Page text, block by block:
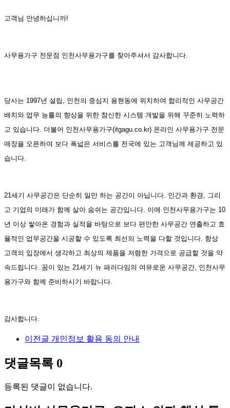
고객님 안녕하십니까!
사무용가구 전문점 인천사무용가구를 찾아주셔서 감사합니다.
당사는 1997년 설립, 인천의 중심지 용현동에 위치하여 합리적인 사무공간
배치와 업무 능률의 향상을 위한 참신한 시스템 개발을 위해 꾸준히 노력하
고 있습니다. 더불어 인천사무용가구(itgagu.co.kr) 온라인 사무용가구 전문
매장을 오픈하여 보다 폭넓은 서비스를 전국에 있는 고객님께 제공하고 있
습니다.
21세기 사무공간은 단순히 일만 하는 공간이 아닙니다. 인간과 환경, 그리
고 기업의 미래가 함께 살아 숨쉬는 공간입니다. 이에 인천사무용가구는 10
년 이상 쌓아온 경험과 실적을 바탕으로 보다 편안한 사무공간 연출하고 효
율적인 업무공간을 시공할 수 있도록 최선의 노력을 다할 것입니다. 항상
고객의 입장에서 생각하고 최상의 제품을 저렴한 가격으로 공급할 것을 약
속드립니다. 꿈이 있는 21세기 뉴 패러다임의 여유로운 사무공간, 인천사무
용가구와 함께 준비하시기 바랍니다.
감사합니다.
이전글 개인정보 활용 동의 안내
댓글목록 0
등록된 댓글이 없습니다.